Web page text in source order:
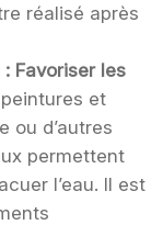
réalisé après
Favoriser les
et
ou d’autres
permettent
l’eau. Il est